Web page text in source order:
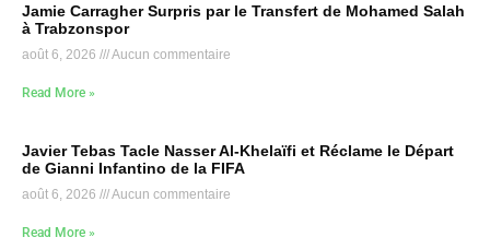
Jamie Carragher Surpris par le Transfert de Mohamed Salah
à Trabzonspor
août 6, 2026 Aucun commentaire
Read More »
Javier Tebas Tacle Nasser Al-Khelaïfi et Réclame le Départ
de Gianni Infantino de la FIFA
août 6, 2026 Aucun commentaire
Read More »